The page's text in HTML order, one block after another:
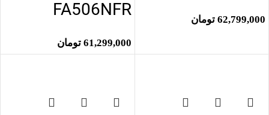
62,799,000 تومان
FA506NFR
61,299,000 تومان